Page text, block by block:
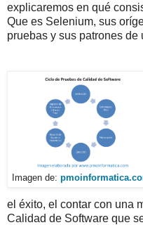
explicaremos en qué
Que es Selenium, sus
pruebas y sus patrones de
Imagen de:
el éxito, el contar con una
Calidad de Software que